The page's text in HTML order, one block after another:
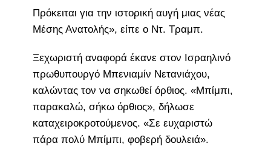
Πρόκειται για την ιστορική αυγή μιας νέας
Μέσης Ανατολής», είπε ο Ντ. Τραμπ.
Ξεχωριστή αναφορά έκανε στον Ισραηλινό
πρωθυπουργό Μπενιαμίν Νετανιάχου,
καλώντας τον να σηκωθεί όρθιος. «Μπίμπι,
παρακαλώ, σήκω όρθιος», δήλωσε
καταχειροκροτούμενος. «Σε ευχαριστώ
πάρα πολύ Μπίμπι, φοβερή δουλειά».